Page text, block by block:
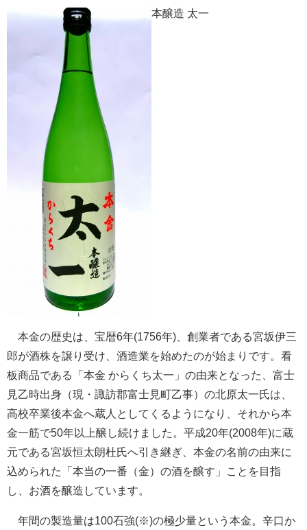
本醸造 太一
本金の歴史は、宝暦6年(1756年)、創業者である宮坂伊三
郎が酒株を譲り受け、酒造業を始めたのが始まりです。看
板商品である「本金 からくち太一」の由来となった、富士
見乙時出身（現・諏訪郡富士見町乙事）の北原太一氏は、
高校卒業後本金へ蔵人としてくるようになり、それから本
金一筋で50年以上醸し続けました。平成20年(2008年)に蔵
元である宮坂恒太朗杜氏へ引き継ぎ、本金の名前の由来に
込められた「本当の一番（金）の酒を醸す」ことを目指
し、お酒を醸造しています。
年間の製造量は100石強(※)の極少量という本金。辛口か